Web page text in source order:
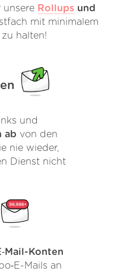
unsere Rollupsund
mit minimalem
halten!
und
ab von den
nie wieder,
Dienst nicht
Konten
Mails an